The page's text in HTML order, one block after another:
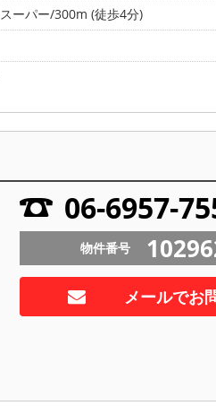
スーパー/300m (徒歩4分)
06-6957-
物件番号
メールでお